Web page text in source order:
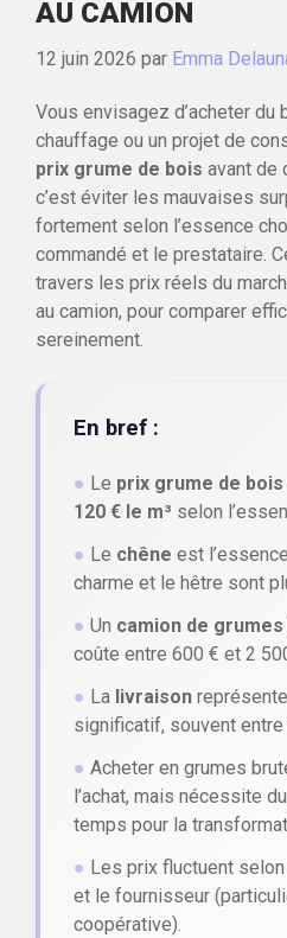
AU CAMION
12 juin 2026 par Emma
Vous envisagez d’acheter du
chauffage ou un projet de
prix grume de bois avant de
c’est éviter les mauvaises
fortement selon l’essence
commandé et le prestataire.
travers les prix réels du
au camion, pour comparer
sereinement.
En bref :
● Le prix grume de bois
120 € le m³ selon
● Le chêne est
charme et le hêtre sont
● Un camion de grumes
coûte entre 600 € et 2
● La livraison
significatif, souvent
● Acheter en grumes
l’achat, mais nécessite
temps pour la
● Les prix fluctuent
et le fournisseur
coopérative).